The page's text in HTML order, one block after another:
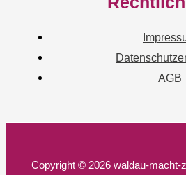
AGB
Copyright © 2026 waldau-macht-